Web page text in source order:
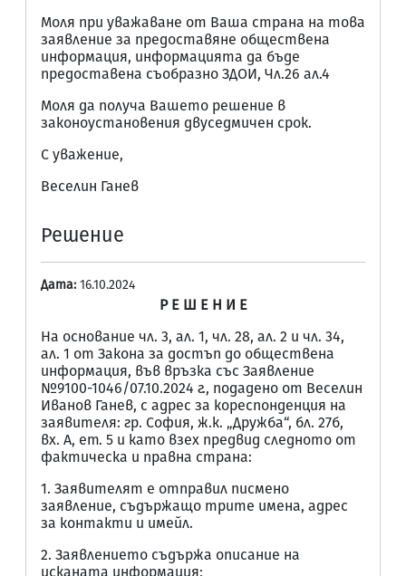
Моля при уважаване от Ваша страна на това
заявление за предоставяне обществена
информация, информацията да бъде
предоставена съобразно ЗДОИ, Чл.26 ал.4
Моля да получа Вашето решение в
законоустановения двуседмичен срок.
С уважение,
Веселин Ганев
Решение
Дата: 16.10.2024
Р Е Ш Е Н И Е
На основание чл. 3, ал. 1, чл. 28, ал. 2 и чл. 34,
ал. 1 от Закона за достъп до обществена
информация, във връзка със Заявление
№9100-1046/07.10.2024 г., подадено от Веселин
Иванов Ганев, с адрес за кореспонденция на
заявителя: гр. София, ж.к. „Дружба“, бл. 27б,
вх. А, ет. 5 и като взех предвид следното от
фактическа и правна страна:
1. Заявителят е отправил писмено
заявление, съдържащо трите имена, адрес
за контакти и имейл.
2. Заявлението съдържа описание на
исканата информация;